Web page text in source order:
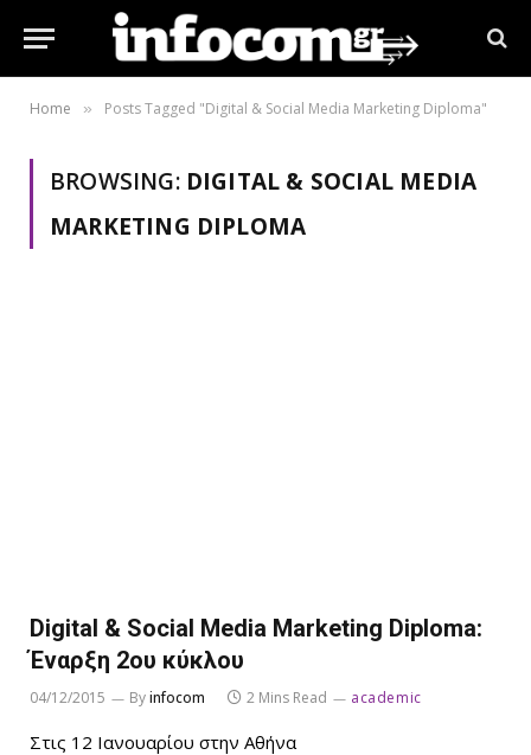
Home » Posts Tagged "Digital & Social Media Marketing Diploma"
BROWSING: DIGITAL & SOCIAL MEDIA
MARKETING DIPLOMA
Digital & Social Media Marketing Diploma:
Έναρξη 2ου κύκλου
04/12/2015 Byinfocom 2 Mins Read academic
Στις 12 Ιανουαρίου στην Αθήνα